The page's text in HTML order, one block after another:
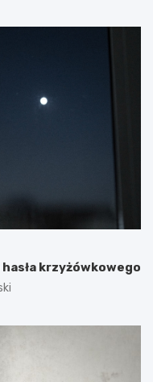
krzyżówkowego